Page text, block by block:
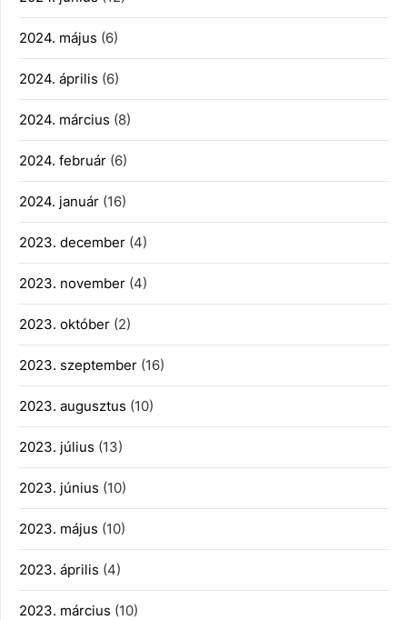
2024. május (6)
2024. április (6)
2024. március (8)
2024. február (6)
2024. január (16)
2023. december (4)
2023. november (4)
2023. október (2)
2023. szeptember (16)
2023. augusztus (10)
2023. július (13)
2023. június (10)
2023. május (10)
2023. április (4)
2023. március (10)